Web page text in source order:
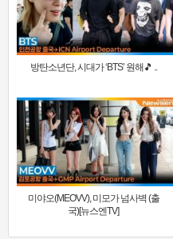
방탄소년단, 시대가 ‘BTS’ 원해🎵 ..
미야오(MEOVV), 미모가 넘사벽 (출
국)[뉴스엔TV]